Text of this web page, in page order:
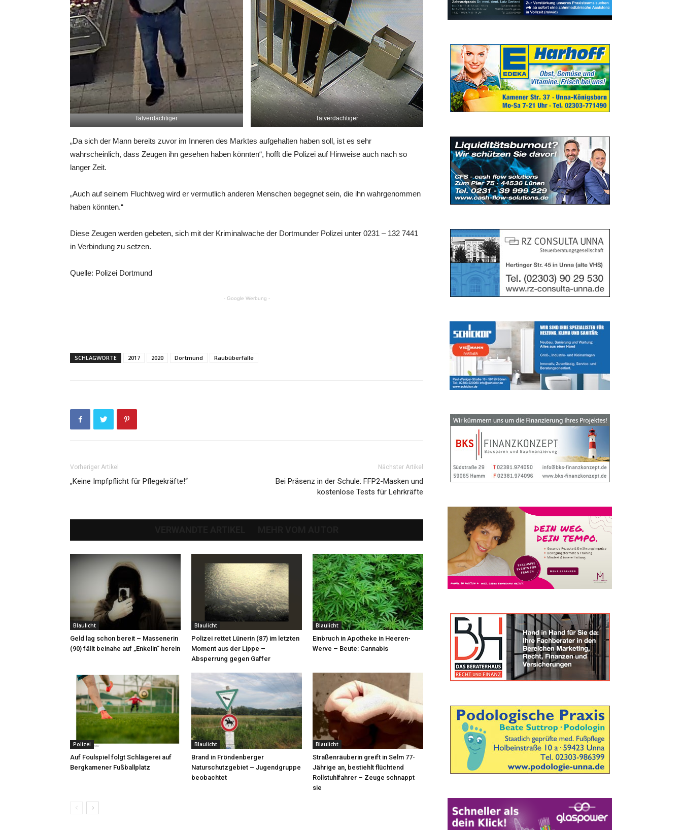
Tatverdächtiger Tatverdächtiger
„Da sich der Mann bereits zuvor im Inneren des Marktes aufgehalten haben soll, ist es sehr
wahrscheinlich, dass Zeugen ihn gesehen haben könnten“, hofft die Polizei auf Hinweise auch nach so
langer Zeit.
„Auch auf seinem Fluchtweg wird er vermutlich anderen Menschen begegnet sein, die ihn wahrgenommen
haben könnten.“
Diese Zeugen werden gebeten, sich mit der Kriminalwache der Dortmunder Polizei unter 0231 – 132 7441
in Verbindung zu setzen.
Quelle: Polizei Dortmund
- Google Werbung -
SCHLAGWORTE 2017 2020 Dortmund Raubüberfälle
Vorheriger Artikel
„Keine Impfpflicht für Pflegekräfte!“
Nächster Artikel
Bei Präsenz in der Schule: FFP2-Masken und
kostenlose Tests für Lehrkräfte
Blaulicht
Geld lag schon bereit – Massenerin
(90) fällt beinahe auf „Enkelin“ herein
Blaulicht
Polizei rettet Lünerin (87) im letzten
Moment aus der Lippe –
Absperrung gegen Gaffer
Blaulicht
Einbruch in Apotheke in Heeren-
Werve – Beute: Cannabis
Polizei
Auf Foulspiel folgt Schlägerei auf
Bergkamener Fußballplatz
Blaulicht
Brand in Fröndenberger
Naturschutzgebiet – Jugendgruppe
beobachtet
Blaulicht
Straßenräuberin greift in Selm 77-
Jährige an, bestiehlt flüchtend
Rollstuhlfahrer – Zeuge schnappt
sie